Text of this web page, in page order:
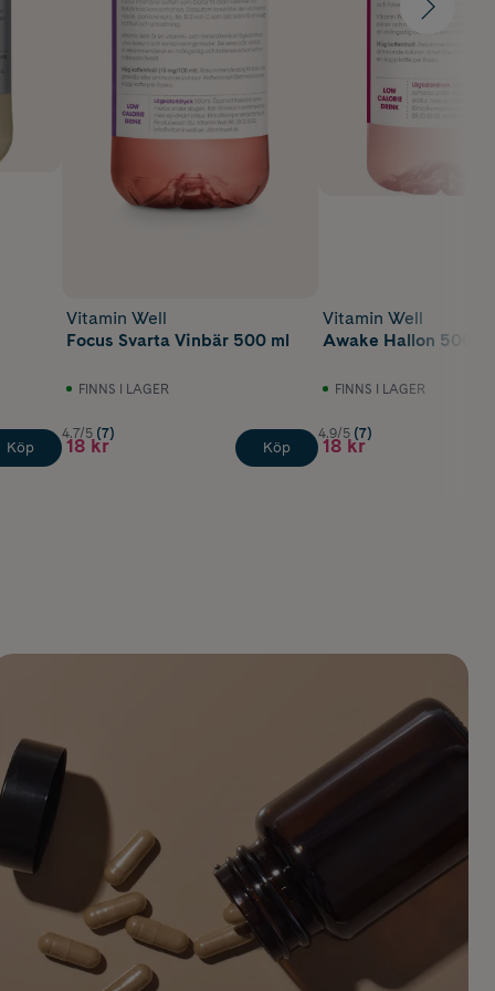
Köp
Vitamin Well
Focus Svarta Vinbär 500 ml
FINNS I LAGER
4.7/5 (7)
18 kr Köp
Vitamin Well
Awake Hallon 500 ml
FINNS I LAGER
4.9/5 (7)
18 kr